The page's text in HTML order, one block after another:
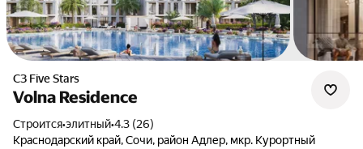
СЗ Five Stars
Volna Residence
Строится•элитный•4.3 (26)
Краснодарский край, Сочи, район Адлер, мкр. Курортный